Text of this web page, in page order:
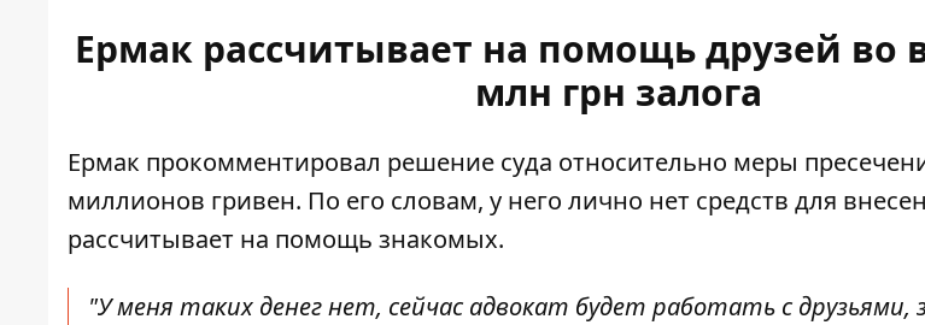
Ермак рассчитывает на помощь друзей во
млн грн залога
Ермак прокомментировал решение суда относительно меры
миллионов гривен. По его словам, у него лично нет средств для
рассчитывает на помощь знакомых.
"У меня таких денег нет, сейчас адвокат будет работать с друзьями,